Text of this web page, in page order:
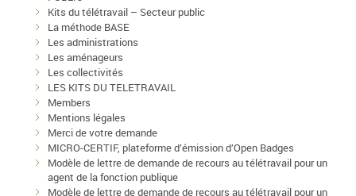
Kits du télétravail – Secteur public
La méthode BASE
Les administrations
Les aménageurs
Les collectivités
LES KITS DU TELETRAVAIL
Members
Mentions légales
Merci de votre demande
MICRO-CERTIF, plateforme d’émission d’Open Badges
Modèle de lettre de demande de recours au télétravail pour un
agent de la fonction publique
Modèle de lettre de demande de recours au télétravail pour un